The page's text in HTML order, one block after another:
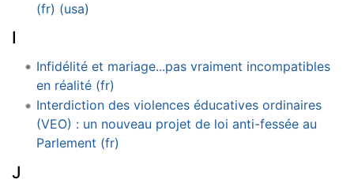
(fr) (usa)
I
Infidélité et mariage...pas vraiment incompatibles
en réalité (fr)
Interdiction des violences éducatives ordinaires
(VEO) : un nouveau projet de loi anti-fessée au
Parlement (fr)
J